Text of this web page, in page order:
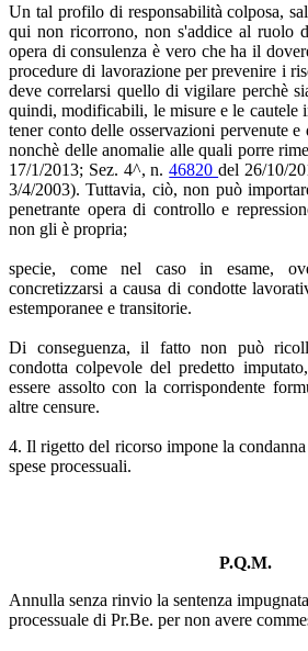
Un tal profilo di responsabilità colposa,
qui non ricorrono, non s'addice al ruolo
opera di consulenza è vero che ha il
procedure di lavorazione per prevenire i
deve correlarsi quello di vigilare perchè
quindi, modificabili, le misure e le cautele
tener conto delle osservazioni pervenute
nonchè delle anomalie alle quali porre
17/1/2013; Sez. 4^, n.46820del 26/10/
3/4/2003). Tuttavia, ciò, non può
penetrante opera di controllo e
non gli è propria;
specie, come nel caso in esame,
concretizzarsi a causa di condotte
estemporanee e transitorie.
Di conseguenza, il fatto non può
condotta colpevole del predetto
essere assolto con la corrispondente
altre censure.
4. Il rigetto del ricorso impone la
spese processuali.
P.Q.M.
Annulla senza rinvio la sentenza
processuale di Pr.Be. per non avere